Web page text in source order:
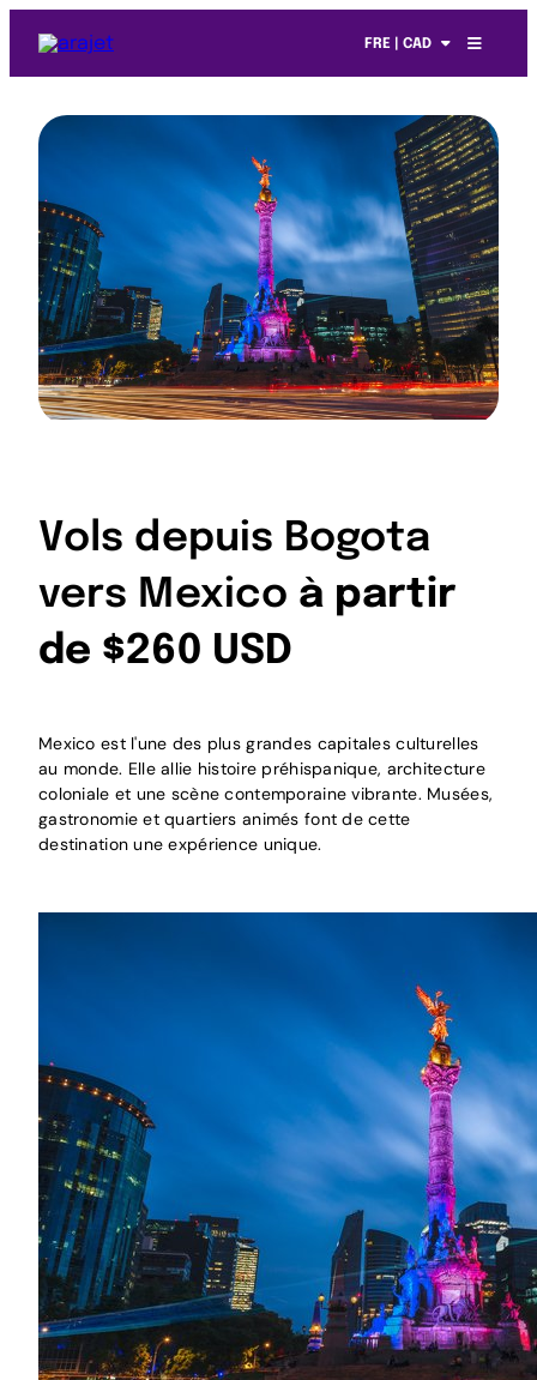
FRE | CAD
Vols depuis Bogota
vers Mexico à partir
de $260 USD
Mexico est l'une des plus grandes capitales culturelles
au monde. Elle allie histoire préhispanique, architecture
coloniale et une scène contemporaine vibrante. Musées,
gastronomie et quartiers animés font de cette
destination une expérience unique.